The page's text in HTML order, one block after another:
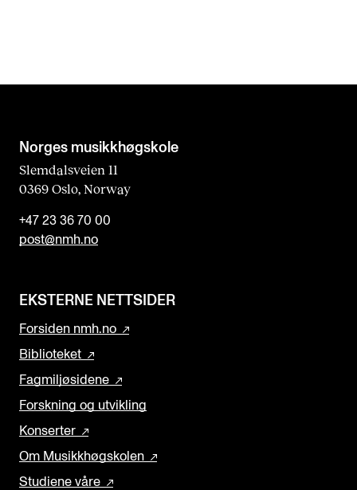
Norges musikk­høgskole
Slemdalsveien 11
0369 Oslo, Norway
+47 23 36 70 00
post@nmh.no
EKSTERNE NETTSIDER
Forsiden nmh.no
Biblioteket
Fagmiljøsidene
Forskning og utvikling
Konserter
Om Musikkhøgskolen
Studiene våre